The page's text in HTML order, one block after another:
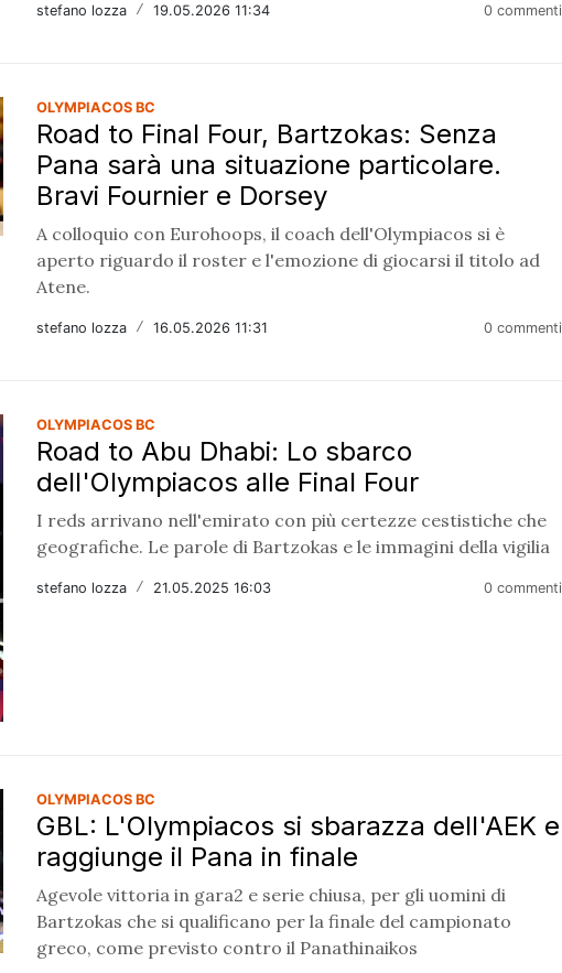
stefano lozza / 19.05.2026 11:34 0 commenti
OLYMPIACOS BC
Road to Final Four, Bartzokas: Senza
Pana sarà una situazione particolare.
Bravi Fournier e Dorsey
A colloquio con Eurohoops, il coach dell'Olympiacos si è
aperto riguardo il roster e l'emozione di giocarsi il titolo ad
Atene.
stefano lozza / 16.05.2026 11:31 0 commenti
OLYMPIACOS BC
Road to Abu Dhabi: Lo sbarco
dell'Olympiacos alle Final Four
I reds arrivano nell'emirato con più certezze cestistiche che
geografiche. Le parole di Bartzokas e le immagini della vigilia
stefano lozza / 21.05.2025 16:03 0 commenti
OLYMPIACOS BC
GBL: L'Olympiacos si sbarazza dell'AEK e
raggiunge il Pana in finale
Agevole vittoria in gara2 e serie chiusa, per gli uomini di
Bartzokas che si qualificano per la finale del campionato
greco, come previsto contro il Panathinaikos